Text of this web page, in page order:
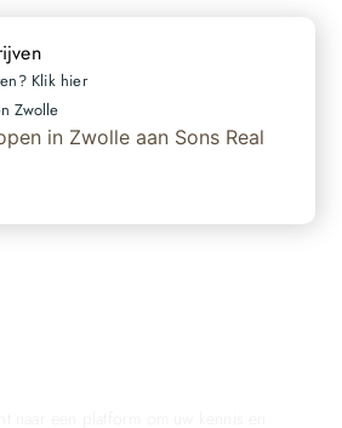
Klik hier
Zwolle
in Zwolle aan Sons Real